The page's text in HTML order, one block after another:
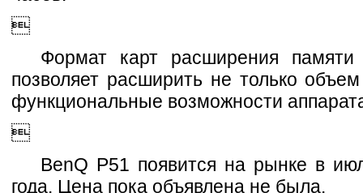

Формат карт расширения
позволяет расширить не только
функциональные возможности

BenQ P51 появится на рынке в
года. Цена пока объявлена не была.